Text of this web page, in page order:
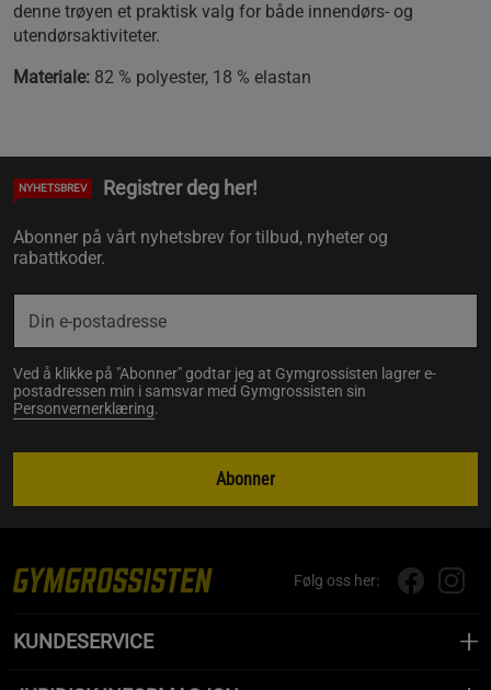
denne trøyen et praktisk valg for både innendørs- og
utendørsaktiviteter.
Materiale: 82 % polyester, 18 % elastan
NYHETSBREV Registrer deg her!
Abonner på vårt nyhetsbrev for tilbud, nyheter og
rabattkoder.
Ved å klikke på "Abonner" godtar jeg at Gymgrossisten lagrer e-
postadressen min i samsvar med Gymgrossisten sin
Personvernerklæring.
Abonner
Følg oss her:
KUNDESERVICE